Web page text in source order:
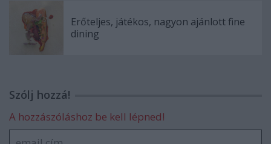
Erőteljes, játékos, nagyon ajánlott fine
dining
Szólj hozzá!
A hozzászóláshoz be kell lépned!